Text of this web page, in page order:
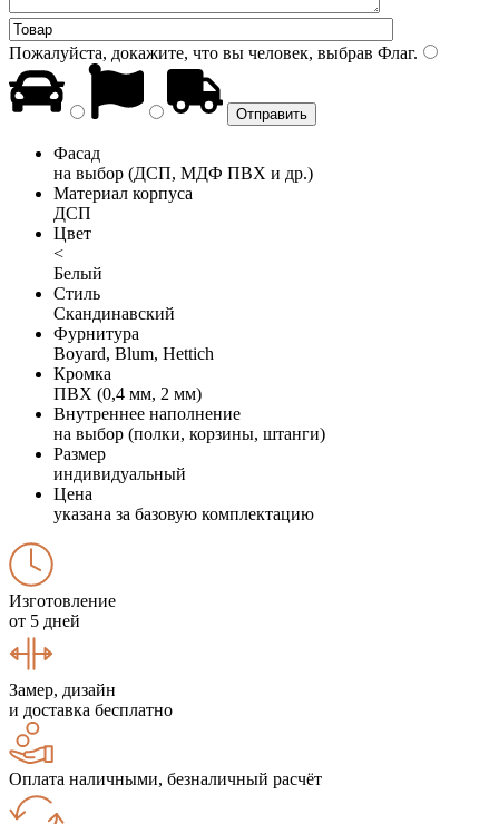
Пожалуйста, докажите, что вы человек, выбрав Флаг.
Фасад
на выбор (ДСП, МДФ ПВХ и др.)
Материал корпуса
ДСП
Цвет
<
Белый
Стиль
Скандинавский
Фурнитура
Boyard, Blum, Hettich
Кромка
ПВХ (0,4 мм, 2 мм)
Внутреннее наполнение
на выбор (полки, корзины, штанги)
Размер
индивидуальный
Цена
указана за базовую комплектацию
Изготовление
от 5 дней
Замер, дизайн
и доставка бесплатно
Оплата наличными, безналичный расчёт